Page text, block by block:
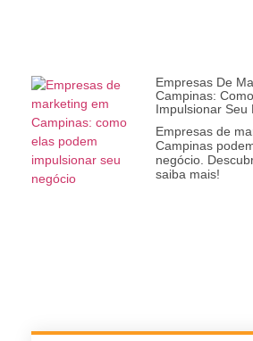
Empresas De
Campinas:
Impulsionar Seu
Empresas de
Campinas
negócio.
saiba mais!